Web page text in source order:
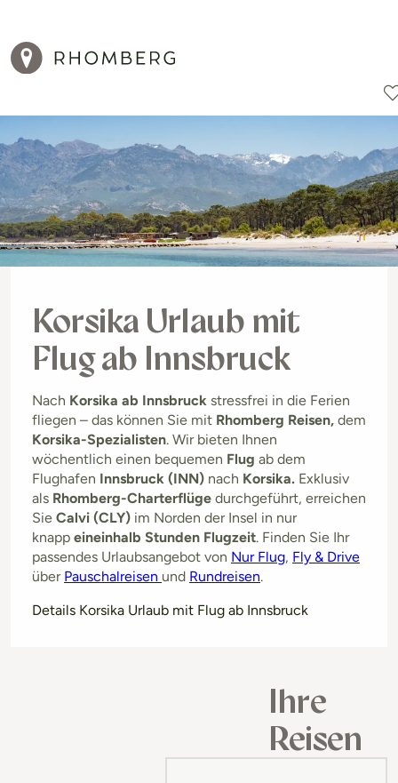
Reiseziele Reisearten Aktionen
Korsika Urlaub mit
Flug ab Innsbruck
Nach Korsika ab Innsbruck stressfrei in die Ferien
fliegen – das können Sie mit Rhomberg Reisen, dem
Korsika-Spezialisten. Wir bieten Ihnen
wöchentlich einen bequemen Flug ab dem
Flughafen Innsbruck (INN) nach Korsika. Exklusiv
als Rhomberg-Charterflüge durchgeführt, erreichen
Sie Calvi (CLY) im Norden der Insel in nur
knapp eineinhalb Stunden Flugzeit. Finden Sie Ihr
passendes Urlaubsangebot von Nur Flug, Fly & Drive
über Pauschalreisen und Rundreisen.
Details Korsika Urlaub mit Flug ab Innsbruck
Ihre
Reisen